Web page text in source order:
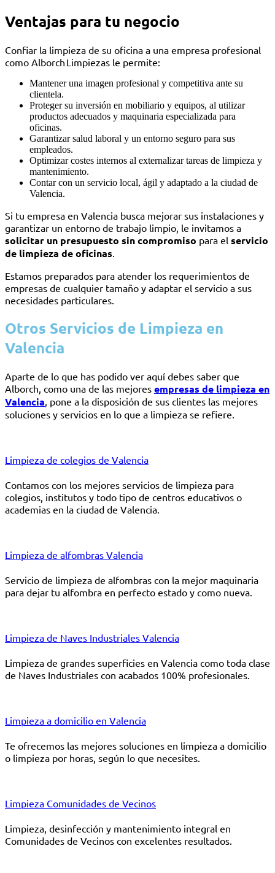
Ventajas para tu negocio
Confiar la limpieza de su oficina a una empresa profesional
como Alborch Limpiezas le permite:
Mantener una imagen profesional y competitiva ante su
clientela.
Proteger su inversión en mobiliario y equipos, al utilizar
productos adecuados y maquinaria especializada para
oficinas.
Garantizar salud laboral y un entorno seguro para sus
empleados.
Optimizar costes internos al externalizar tareas de limpieza y
mantenimiento.
Contar con un servicio local, ágil y adaptado a la ciudad de
Valencia.
Si tu empresa en Valencia busca mejorar sus instalaciones y
garantizar un entorno de trabajo limpio, le invitamos a
solicitar un presupuesto sin compromiso para el servicio
de limpieza de oficinas
Estamos preparados para atender los requerimientos de
empresas de cualquier tamaño y adaptar el servicio a sus
necesidades particulares.
Otros Servicios de Limpieza en
Valencia
Aparte de lo que has podido ver aquí debes saber que
Alborch, como una de las mejores empresas de limpieza en
Valencia , pone a la disposición de sus clientes las mejores
soluciones y servicios en lo que a limpieza se refiere.
Limpieza de colegios de Valencia
Contamos con los mejores servicios de limpieza para
colegios, institutos y todo tipo de centros educativos o
academias en la ciudad de Valencia.
Limpieza de alfombras Valencia
Servicio de limpieza de alfombras con la mejor maquinaria
para dejar tu alfombra en perfecto estado y como nueva.
Limpieza de Naves Industriales Valencia
Limpieza de grandes superficies en Valencia como toda clase
de Naves Industriales con acabados 100% profesionales.
Limpieza a domicilio en Valencia
Te ofrecemos las mejores soluciones en limpieza a domicilio
o limpieza por horas, según lo que necesites.
Limpieza Comunidades de Vecinos
Limpieza, desinfección y mantenimiento integral en
Comunidades de Vecinos con excelentes resultados.